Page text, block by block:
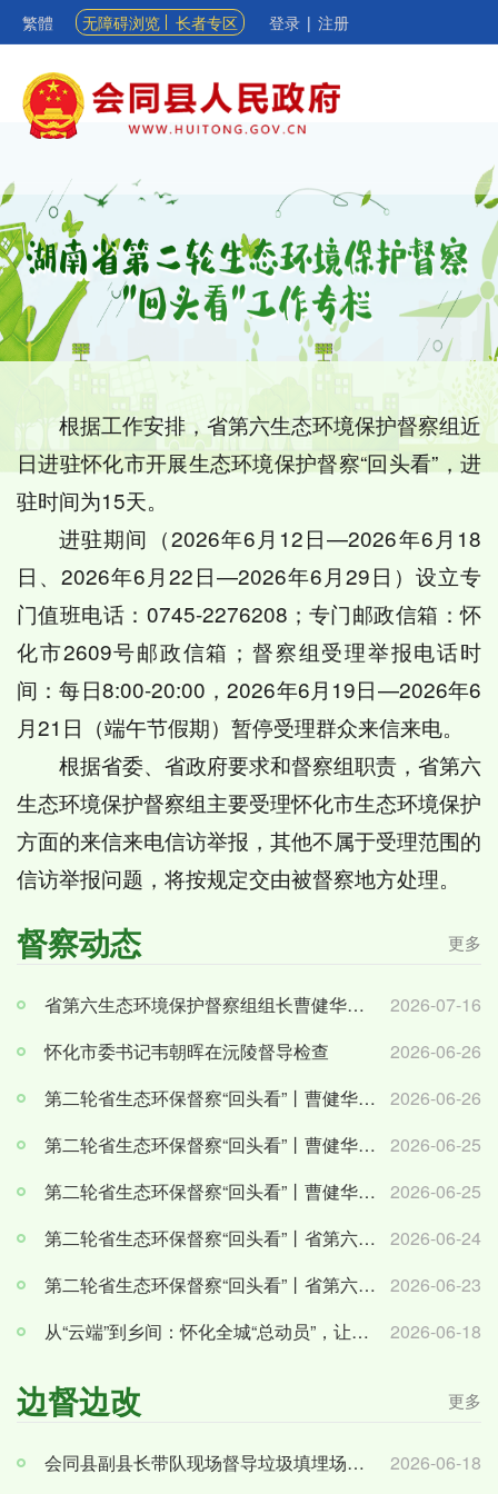
繁體 无障碍浏览 长者专区 登录 | 注册
根据工作安排，省第六生态环境保护督察组近
日进驻怀化市开展生态环境保护督察“回头看”，进
驻时间为15天。
进驻期间（2026年6月12日—2026年6月18
日、2026年6月22日—2026年6月29日）设立专
门值班电话：0745-2276208；专门邮政信箱：怀
化市2609号邮政信箱；督察组受理举报电话时
间：每日8:00-20:00，2026年6月19日—2026年6
月21日（端午节假期）暂停受理群众来信来电。
根据省委、省政府要求和督察组职责，省第六
生态环境保护督察组主要受理怀化市生态环境保护
方面的来信来电信访举报，其他不属于受理范围的
信访举报问题，将按规定交由被督察地方处理。
督察动态 更多
2026-07-16
省第六生态环境保护督察组组长曹健华下沉通道、靖州督察
2026-06-26
怀化市委书记韦朝晖在沅陵督导检查
2026-06-26
第二轮省生态环保督察“回头看”丨曹健华下沉洪江市、洪江区督察
2026-06-25
第二轮省生态环保督察“回头看”丨曹健华在人大代表、政协委员座谈会上强调：发挥代表委员积极作...
2026-06-25
第二轮省生态环保督察“回头看”丨曹健华：直面问题短板重点攻坚 坚决完成各项目标任务
2026-06-24
第二轮省生态环保督察“回头看”丨省第六生态环境保护督察组副组长易继红下沉沅陵、辰溪督察
2026-06-23
第二轮省生态环保督察“回头看”丨省第六生态环境保护督察组副组长易继红下沉溆浦县督察
2026-06-18
从“云端”到乡间：怀化全城“总动员”，让环保督察声音抵达每一个角落
边督边改 更多
2026-06-18
会同县副县长带队现场督导垃圾填埋场信访交办问题整改